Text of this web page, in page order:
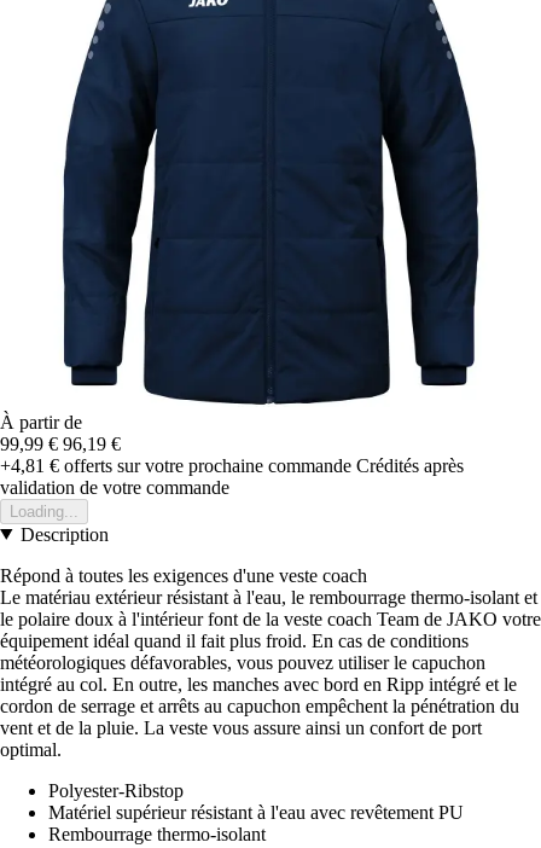
À partir de
99,99 € 96,19 €
+4,81 € offerts sur votre prochaine commande Crédités après
validation de votre commande
Loading...
Description
Répond à toutes les exigences d'une veste coach
Le matériau extérieur résistant à l'eau, le rembourrage thermo-isolant et
le polaire doux à l'intérieur font de la veste coach Team de JAKO votre
équipement idéal quand il fait plus froid. En cas de conditions
météorologiques défavorables, vous pouvez utiliser le capuchon
intégré au col. En outre, les manches avec bord en Ripp intégré et le
cordon de serrage et arrêts au capuchon empêchent la pénétration du
vent et de la pluie. La veste vous assure ainsi un confort de port
optimal.
Polyester-Ribstop
Matériel supérieur résistant à l'eau avec revêtement PU
Rembourrage thermo-isolant